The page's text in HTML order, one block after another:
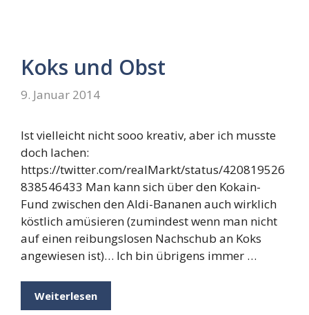
Koks und Obst
9. Januar 2014
Ist vielleicht nicht sooo kreativ, aber ich musste
doch lachen:
https://twitter.com/realMarkt/status/420819526
838546433 Man kann sich über den Kokain-
Fund zwischen den Aldi-Bananen auch wirklich
köstlich amüsieren (zumindest wenn man nicht
auf einen reibungslosen Nachschub an Koks
angewiesen ist)… Ich bin übrigens immer …
Weiterlesen